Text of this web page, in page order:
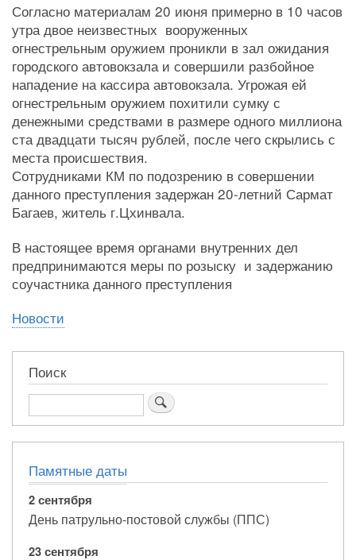
Согласно материалам 20 июня примерно в 10 часов
утра двое неизвестных вооруженных
огнестрельным оружием проникли в зал ожидания
городского автовокзала и совершили разбойное
нападение на кассира автовокзала. Угрожая ей
огнестрельным оружием похитили сумку с
денежными средствами в размере одного миллиона
ста двадцати тысяч рублей, после чего скрылись с
места происшествия.
Сотрудниками КМ по подозрению в совершении
данного преступления задержан 20-летний Сармат
Багаев, житель г.Цхинвала.
В настоящее время органами внутренних дел
предпринимаются меры по розыску и задержанию
соучастника данного преступления
Новости
Поиск
Поиск
Памятные даты
2 сентября
День патрульно-постовой службы (ППС)
23 сентября